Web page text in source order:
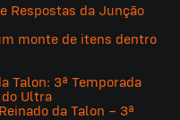
Respostas da Junção
monte de itens dentro
Talon: 3ª Temporada
Ultra
da Talon – 3ª